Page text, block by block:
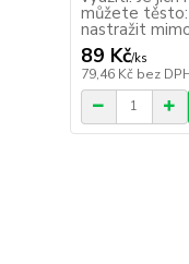
můžete těsto:
nastražit
89 Kč/ks
79,46 Kč bez